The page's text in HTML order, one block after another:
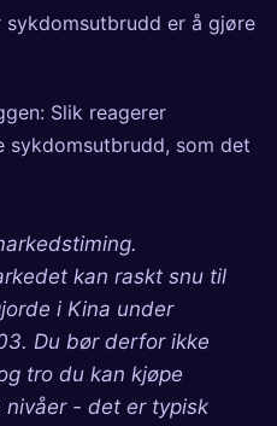
er å gjøre
Slik reagerer
sykdomsutbrudd, som det
kan raskt snu til
i Kina under
Du bør derfor ikke
tro du kan kjøpe
- det er typisk